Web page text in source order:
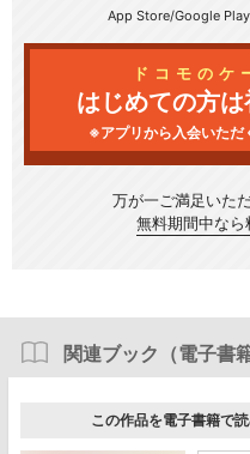
App Store/Google Play
ドコモのケ
はじめての方
※アプリから入会いただ
万が一ご満足いた
無料期間中なら
関連ブック（電子書籍
この作品を電子書籍で